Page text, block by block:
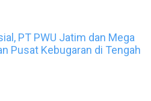
PT PWU Jatim dan Mega
Pusat Kebugaran di Tengah